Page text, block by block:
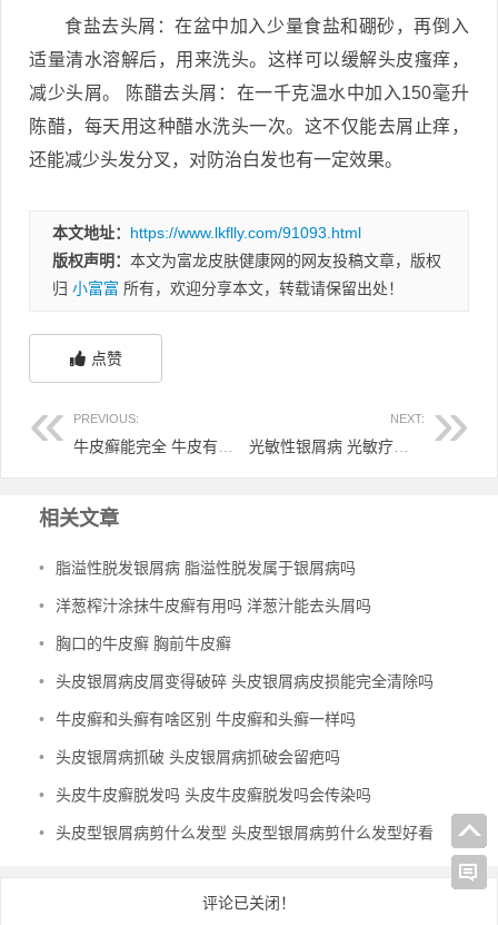
食盐去头屑：在盆中加入少量食盐和硼砂，再倒入
适量清水溶解后，用来洗头。这样可以缓解头皮瘙痒，
减少头屑。 陈醋去头屑：在一千克温水中加入150毫升
陈醋，每天用这种醋水洗头一次。这不仅能去屑止痒，
还能减少头发分叉，对防治白发也有一定效果。
本文地址： https://www.lkflly.com/91093.html
版权声明： 本文为富龙皮肤健康网的网友投稿文章，版权
归 小富富 所有，欢迎分享本文，转载请保留出处！
点赞
PREVIOUS: NEXT:
光敏性银屑病 光敏疗法用于治疗全身银屑病时口服
相关文章
• 脂溢性脱发银屑病 脂溢性脱发属于银屑病吗
• 洋葱榨汁涂抹牛皮癣有用吗 洋葱汁能去头屑吗
• 胸口的牛皮癣 胸前牛皮癣
• 头皮银屑病皮屑变得破碎 头皮银屑病皮损能完全清除吗
• 牛皮癣和头癣有啥区别 牛皮癣和头癣一样吗
• 头皮银屑病抓破 头皮银屑病抓破会留疤吗
• 头皮牛皮癣脱发吗 头皮牛皮癣脱发吗会传染吗
• 头皮型银屑病剪什么发型 头皮型银屑病剪什么发型好看
评论已关闭！